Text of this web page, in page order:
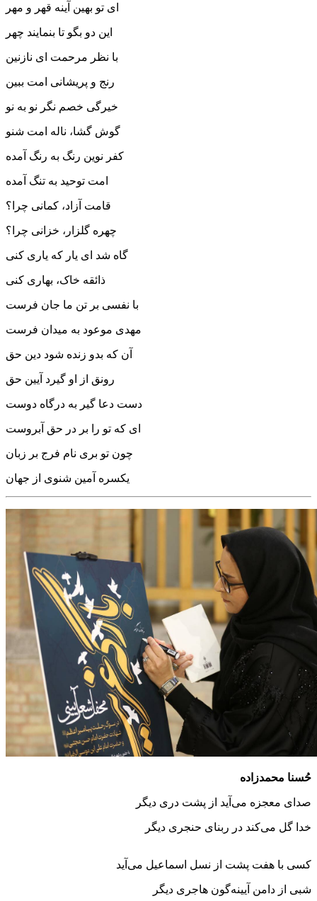
ای تو بهین آینه قهر و مهر
این دو بگو تا بنمایند چهر
با نظر مرحمت ای نازنین
رنج و پریشانی امت ببین
خیرگی خصم نگر نو به نو
گوش گشا، ناله امت شنو
کفر نوین رنگ به رنگ آمده
امت توحید به تنگ آمده
قامت آزاد، کمانی چرا؟
چهره گلزار، خزانی چرا؟
گاه شد ای یار که یاری کنی
ذائقه خاک، بهاری کنی
با نفسی بر تن ما جان فرست
مهدی موعود به میدان فرست
آن که بدو زنده شود دین حق
رونق از او گیرد آیین حق
دست دعا گیر به درگاه دوست
ای که تو را بر در حق آبروست
یکسره آمین شنوی از جهان
حُسنا محمدزاده
صدای معجزه می‌آید از پشت دری دیگر
خدا گل می‌کند در ربنای حنجری دیگر
کسی با هفت پشت از نسل اسماعیل می‌آید
شبی از دامن آیینه‌گون‌ هاجری دیگر